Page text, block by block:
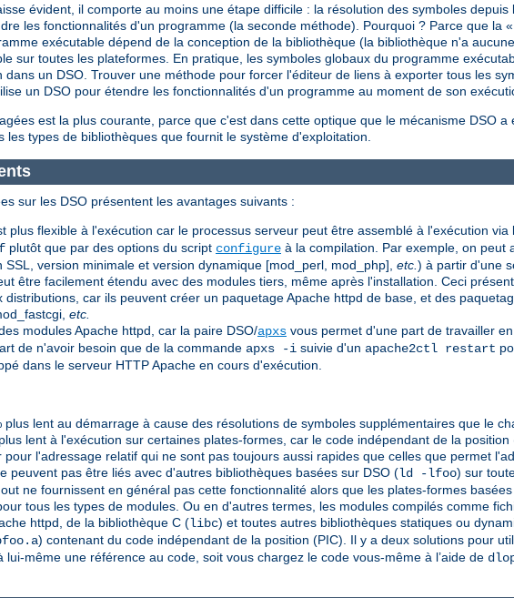
évident, il comporte au moins une étape difficile : la résolution des symboles
les fonctionnalités d'un programme (la seconde méthode). Pourquoi ? Parce que la
exécutable dépend de la conception de la bibliothèque (la bibliothèque n'a
sur toutes les plateformes. En pratique, les symboles globaux du programme
un DSO. Trouver une méthode pour forcer l'éditeur de liens à exporter tous les
un DSO pour étendre les fonctionnalités d'un programme au moment de son
est la plus courante, parce que c'est dans cette optique que le mécanisme DSO
les types de bibliothèques que fournit le système d'exploitation.
sur les DSO présentent les avantages suivants :
plus flexible à l'exécution car le processus serveur peut être assemblé à l'exécution via
plutôt que par des options du script configure à la compilation. Par exemple, on peut
version minimale et version dynamique [mod_perl, mod_php], etc. ) à partir d'une
être facilement étendu avec des modules tiers, même après l'installation. Ceci
car ils peuvent créer un paquetage Apache httpd de base, et des
etc.
modules Apache httpd, car la paire DSO/apxs vous permet d'une part de travailler
de n'avoir besoin que de la commande apxs -i suivie d'un apache2ctl restart
dans le serveur HTTP Apache en cours d'exécution.
lent au démarrage à cause des résolutions de symboles supplémentaires que le
lent à l'exécution sur certaines plates-formes, car le code indépendant de la
l'adressage relatif qui ne sont pas toujours aussi rapides que celles que permet
peuvent pas être liés avec d'autres bibliothèques basées sur DSO (ld -lfoo) sur
ne fournissent en général pas cette fonctionnalité alors que les plates-formes
tous les types de modules. Ou en d'autres termes, les modules compilés comme
httpd, de la bibliothèque C (libc) et toutes autres bibliothèques statiques ou
) contenant du code indépendant de la position (PIC). Il y a deux solutions pour
lui-même une référence au code, soit vous chargez le code vous-même à l’aide de